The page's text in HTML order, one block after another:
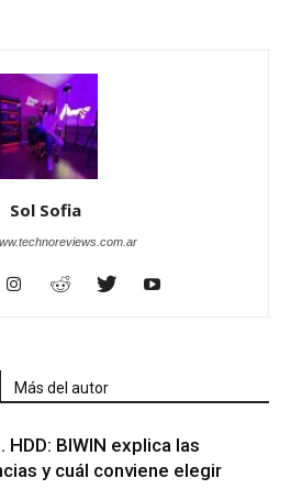
Sol Sofia
Más del autor
HDD: BIWIN explica las
y cuál conviene elegir